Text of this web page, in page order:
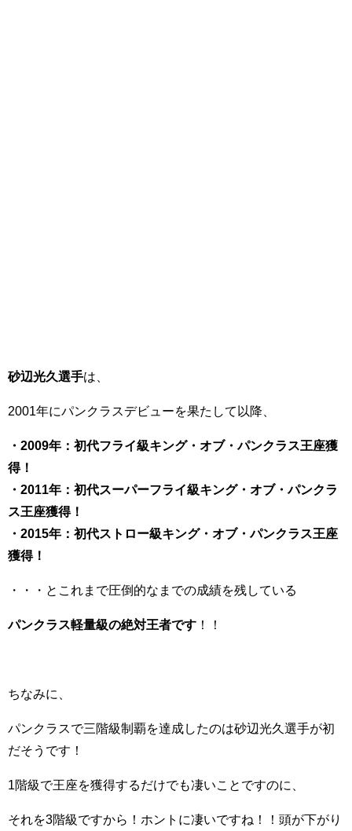
砂辺光久選手は、
2001年にパンクラスデビューを果たして以降、
・2009年：初代フライ級キング・オブ・パンクラス王座獲
得！
・2011年：初代スーパーフライ級キング・オブ・パンクラ
ス王座獲得！
・2015年：初代ストロー級キング・オブ・パンクラス王座
獲得！
・・・とこれまで圧倒的なまでの成績を残している
パンクラス軽量級の絶対王者です ！！
ちなみに、
パンクラスで三階級制覇を達成したのは砂辺光久選手が初
だそうです！
1階級で王座を獲得するだけでも凄いことですのに、
それを3階級ですから！ホントに凄いですね！！頭が下がり